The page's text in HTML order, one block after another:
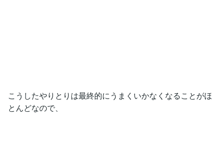
こうしたやりとりは最終的にうまくいかなくなることがほ
とんどなので、